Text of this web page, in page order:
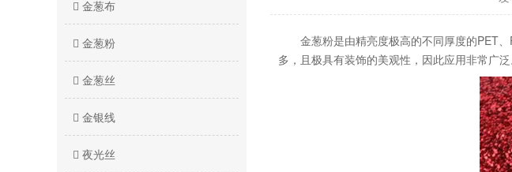
金葱布
金葱粉
金葱丝
金银线
夜光丝
金葱粉是由精亮度极高的不同厚度的PET、
多，且极具有装饰的美观性，因此应用非常广